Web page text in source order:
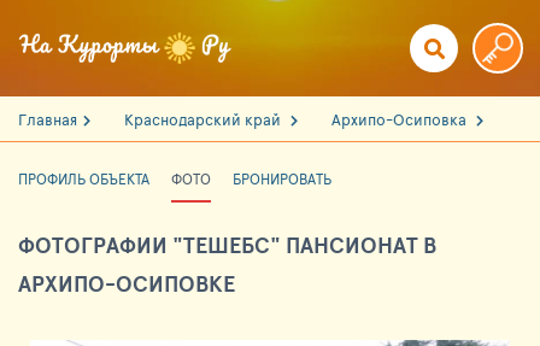
Главная Краснодарский край Архипо-Осиповка
ПРОФИЛЬ ОБЪЕКТА ФОТО БРОНИРОВАТЬ
ФОТОГРАФИИ "ТЕШЕБС" ПАНСИОНАТ В
АРХИПО-ОСИПОВКЕ